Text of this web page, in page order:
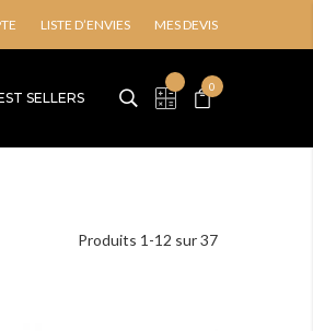
LISTE D’ENVIES MES DEVIS
0
My Quote
SELLERS
Produits 1 -12 sur37